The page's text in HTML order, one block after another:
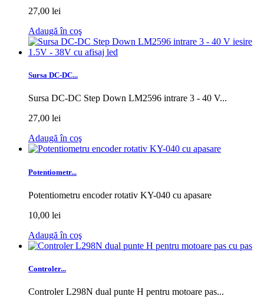
27,00 lei
Adaugă în coş
Sursa DC-DC...
Sursa DC-DC Step Down LM2596 intrare 3 - 40 V...
27,00 lei
Adaugă în coş
Potentiometr...
Potentiometru encoder rotativ KY-040 cu apasare
10,00 lei
Adaugă în coş
Controler...
Controler L298N dual punte H pentru motoare pas...